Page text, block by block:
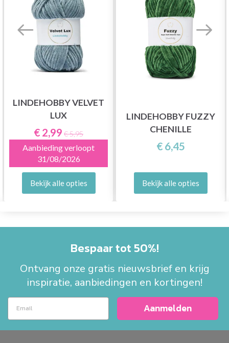
LINDEHOBBY VELVET
LUX
€ 2,99 € 5,95
Aanbieding verloopt
31/08/2026
Bekijk alle opties
LINDEHOBBY FUZZY
CHENILLE
€ 6,45
Bekijk alle opties
Bespaar tot 50%!
Ontvang onze gratis nieuwsbrief en krijg
inspiratie, aanbiedingen en kortingen!
Aanmelden